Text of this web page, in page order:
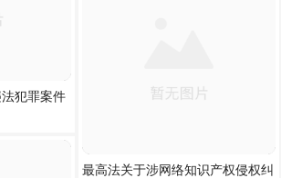
法犯罪案件
最高法关于涉网络知识产权侵权纠